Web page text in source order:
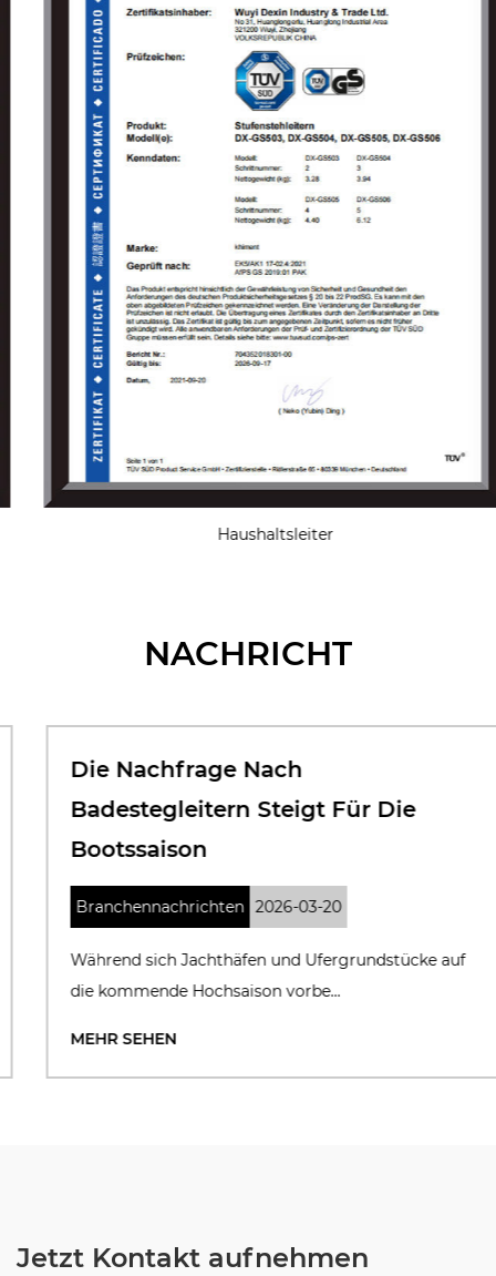
Haushaltsleiter
NACHRICHT
Die Nachfrage Nach
Badestegleitern Steigt Für Die
Bootssaison
Branchennachrichten 2026-03-20
Während sich Jachthäfen und Ufergrundstücke auf
die kommende Hochsaison vorbe...
MEHR SEHEN
Jetzt Kontakt aufnehmen